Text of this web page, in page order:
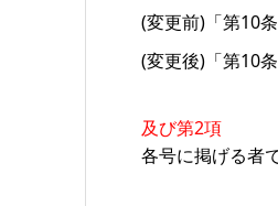
(変更前)「第10
(変更後)「第10
及び第2項
各号に掲げる者